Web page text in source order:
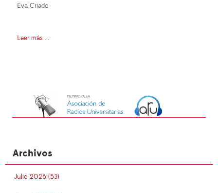
Eva Criado
Leer más ...
Archivos
Julio 2026 (53)